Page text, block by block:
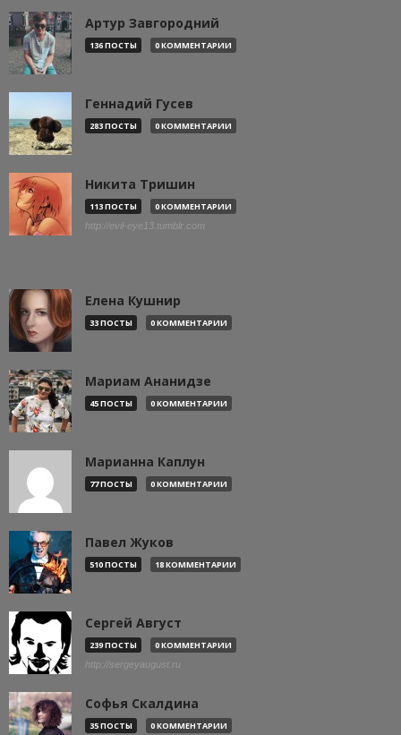
Артур Завгородний
136 ПОСТЫ 0 КОММЕНТАРИИ
Геннадий Гусев
283 ПОСТЫ 0 КОММЕНТАРИИ
Никита Тришин
113 ПОСТЫ 0 КОММЕНТАРИИ
http://evil-eye13.tumblr.com
Елена Кушнир
33 ПОСТЫ 0 КОММЕНТАРИИ
Мариам Ананидзе
45 ПОСТЫ 0 КОММЕНТАРИИ
Марианна Каплун
77 ПОСТЫ 0 КОММЕНТАРИИ
Павел Жуков
510 ПОСТЫ 18 КОММЕНТАРИИ
Сергей Август
239 ПОСТЫ 0 КОММЕНТАРИИ
http://sergeyaugust.ru
Софья Скалдина
35 ПОСТЫ 0 КОММЕНТАРИИ